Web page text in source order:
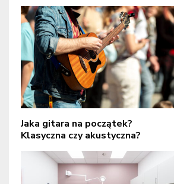
Jaka gitara na początek?
Klasyczna czy akustyczna?